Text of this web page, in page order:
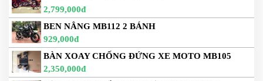
2,799,000đ
BEN NÂNG MB112 2 BÁNH
929,000đ
BÀN XOAY CHỐNG ĐỨNG XE MOTO MB105
2,350,000đ